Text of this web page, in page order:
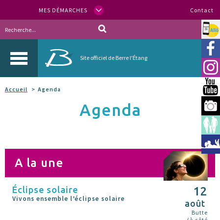
MES DÉMARCHES Contact
Site officiel de Berre l'Étang
Allo
Accueil Agenda
Agenda
A la une
Éclipse solaire
Vivons ensemble l’éclipse solaire
12
août
Butte